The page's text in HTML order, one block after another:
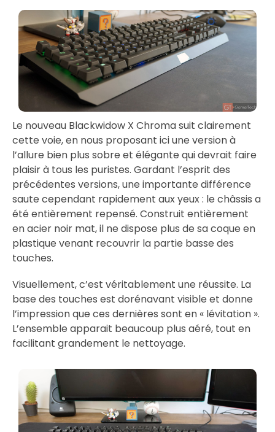
Le nouveau Blackwidow X Chroma suit clairement
cette voie, en nous proposant ici une version à
l’allure bien plus sobre et élégante qui devrait faire
plaisir à tous les puristes. Gardant l’esprit des
précédentes versions, une importante différence
saute cependant rapidement aux yeux : le châssis a
été entièrement repensé. Construit entièrement
en acier noir mat, il ne dispose plus de sa coque en
plastique venant recouvrir la partie basse des
touches.
Visuellement, c’est véritablement une réussite. La
base des touches est dorénavant visible et donne
l’impression que ces dernières sont en « lévitation ».
L’ensemble apparait beaucoup plus aéré, tout en
facilitant grandement le nettoyage.